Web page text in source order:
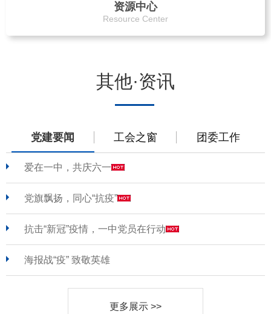
资源中心
Resource Center
其他·资讯
党建要闻 工会之窗 团委工作
爱在一中，共庆六一
党旗飘扬，同心“抗疫”
抗击“新冠”疫情，一中党员在行动
海报战“疫” 致敬英雄
更多展示 >>